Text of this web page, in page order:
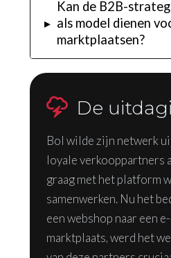
▸
Kan de B2B-
als model dienen
marktplaatsen?
De
Bol wilde zijn netwerk
loyale verkooppartners
graag met het platform
samenwerken. Nu het
een webshop naar een
marktplaats, werd het